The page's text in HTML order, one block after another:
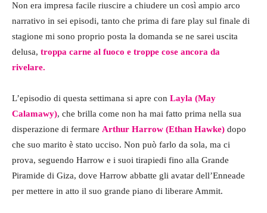
Non era impresa facile riuscire a chiudere un così ampio arco
narrativo in sei episodi, tanto che prima di fare play sul finale di
stagione mi sono proprio posta la domanda se ne sarei uscita
delusa, troppa carne al fuoco e troppe cose ancora da
rivelare.
L’episodio di questa settimana si apre con Layla (May
Calamawy), che brilla come non ha mai fatto prima nella sua
disperazione di fermare Arthur Harrow (Ethan Hawke) dopo
che suo marito è stato ucciso. Non può farlo da sola, ma ci
prova, seguendo Harrow e i suoi tirapiedi fino alla Grande
Piramide di Giza, dove Harrow abbatte gli avatar dell’Enneade
per mettere in atto il suo grande piano di liberare Ammit.